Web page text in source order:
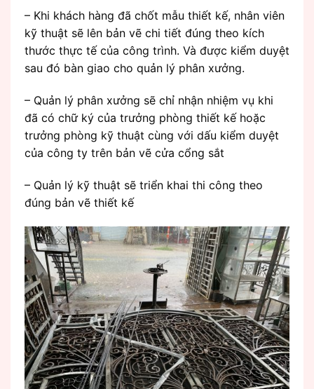
– Khi khách hàng đã chốt mẫu thiết kế, nhân viên
kỹ thuật sẽ lên bản vẽ chi tiết đúng theo kích
thước thực tế của công trình. Và được kiểm duyệt
sau đó bàn giao cho quản lý phân xưởng.
– Quản lý phân xưởng sẽ chỉ nhận nhiệm vụ khi
đã có chữ ký của trưởng phòng thiết kế hoặc
trưởng phòng kỹ thuật cùng với dấu kiểm duyệt
của công ty trên bản vẽ cửa cổng sắt
– Quản lý kỹ thuật sẽ triển khai thi công theo
đúng bản vẽ thiết kế